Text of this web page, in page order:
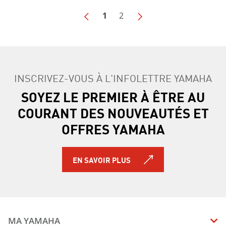
1 2
INSCRIVEZ-VOUS À L'INFOLETTRE YAMAHA
SOYEZ LE PREMIER À ÊTRE AU
COURANT DES NOUVEAUTÉS ET
OFFRES YAMAHA
EN SAVOIR PLUS
MA YAMAHA